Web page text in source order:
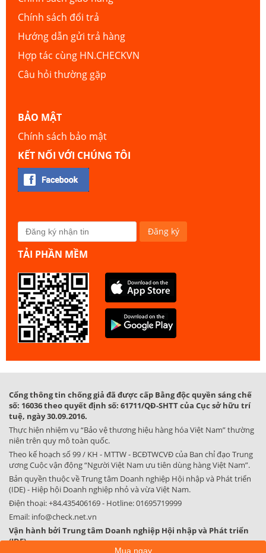
Chính sách đổi trả
Hướng dẫn gửi trả hàng
Hợp tác cùng HN.CHECKVN
Câu hỏi thường gặp
BẢO MẬT
Chính sách bảo mật
KẾT NỐI VỚI CHÚNG TÔI
TẢI PHẦN MỀM
Cổng thông tin chống giả đã được cấp Bằng độc quyền sáng chế
số: 16036 theo quyết định số: 61711/QĐ-SHTT của Cục sở hữu trí
tuệ, ngày 30.09.2016.
Thực hiện nhiệm vụ “Bảo vệ thương hiệu hàng hóa Việt Nam” thường
niên trên quy mô toàn quốc.
Theo kế hoạch số 99 / KH - MTTW - BCĐTWCVĐ của Ban chỉ đạo Trung
ương Cuộc vận động “Người Việt Nam ưu tiên dùng hàng Việt Nam”.
Bản quyền thuộc về Trung tâm Doanh nghiệp Hội nhập và Phát triển
(IDE) - Hiệp hội Doanh nghiệp nhỏ và vừa Việt Nam.
Điện thoại:+84.435406169- Hotline:01695719999
Email: info@check.net.vn
Vận hành bởi Trung tâm Doanh nghiệp Hội nhập và Phát triển
(IDE)